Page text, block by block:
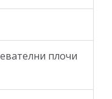
плочи